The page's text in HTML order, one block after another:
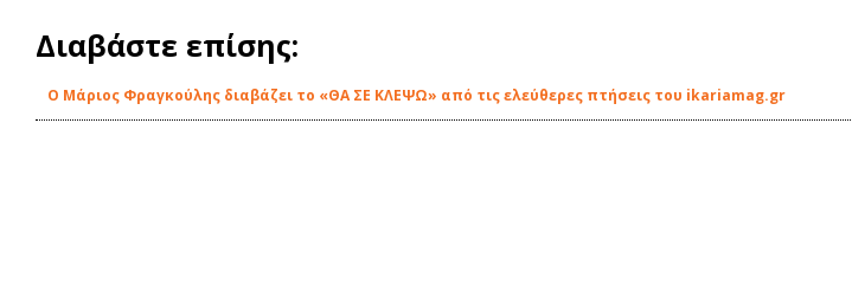
Διαβάστε επίσης:
O Μάριος Φραγκούλης διαβάζει το «ΘΑ ΣΕ ΚΛΕΨΩ» από τις ελεύθερες πτήσεις του ikariamag.gr